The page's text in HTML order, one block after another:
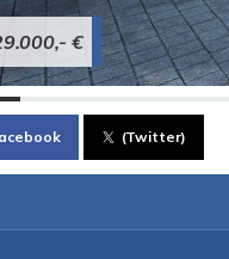
€
(Twitter)